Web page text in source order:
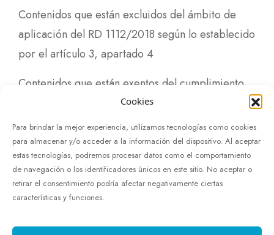
Cookies
Para brindar la mejor experiencia, utilizamos tecnologías como cookies
para almacenar y/o acceder a la información del dispositivo. Al aceptar
estas tecnologías, podremos procesar datos como el comportamiento
de navegación o los identificadores únicos en este sitio. No aceptar o
retirar el consentimiento podría afectar negativamente ciertas
características y funciones.
Contenidos que están excluidos del ámbito de
aplicación del RD 1112/2018 según lo establecido
por el artículo 3, apartado 4
Contenidos que están exentos del cumplimiento
de los requisitos de accesibilidad por imponer
una carga desproporcionada
En la Solicitud de información accesible, se debe
concretar, con toda claridad, los hechos, razones
y petición que permitan constatar que se trata de